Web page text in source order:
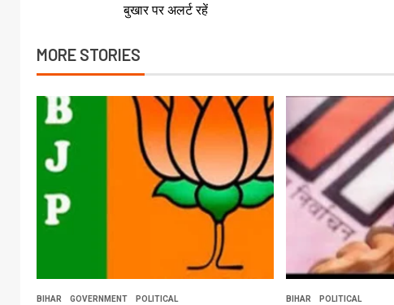
बुखार पर अलर्ट रहें
MORE STORIES
BIHAR GOVERNMENT POLITICAL BIHAR POLITICAL